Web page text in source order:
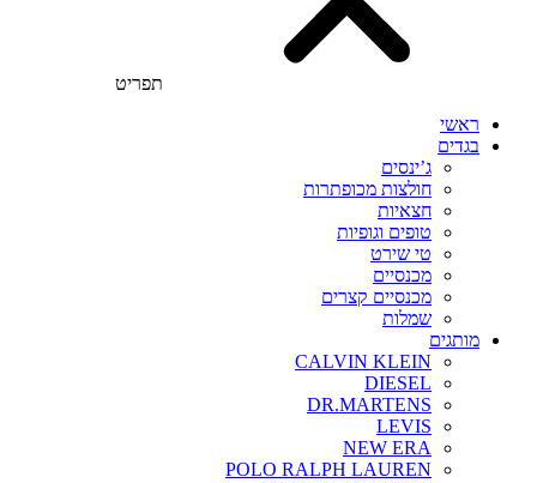
תפריט
ראשי
בגדים
ג’ינסים
חולצות מכופתרות
חצאיות
טופים וגופיות
טי שירט
מכנסיים
מכנסיים קצרים
שמלות
מותגים
CALVIN KLEIN
DIESEL
DR.MARTENS
LEVIS
NEW ERA
POLO RALPH LAUREN